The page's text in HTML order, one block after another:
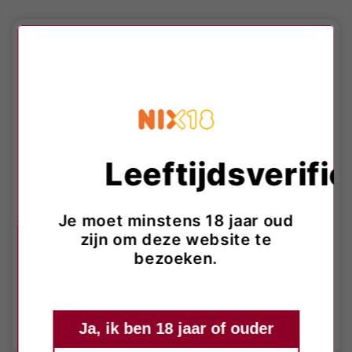
Je moet minstens 18 jaar oud
zijn om deze website te
bezoeken.
Ja, ik ben 18 jaar of ouder